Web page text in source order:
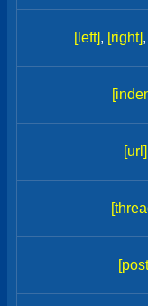
[left], [right],
[url]